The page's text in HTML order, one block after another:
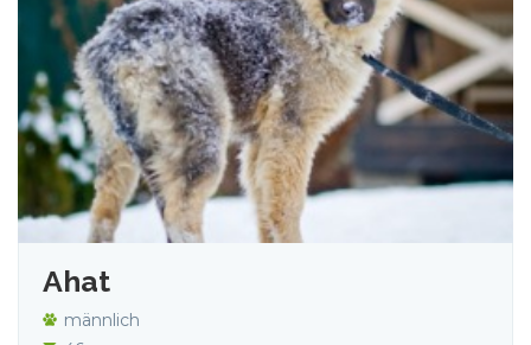
Ahat
männlich